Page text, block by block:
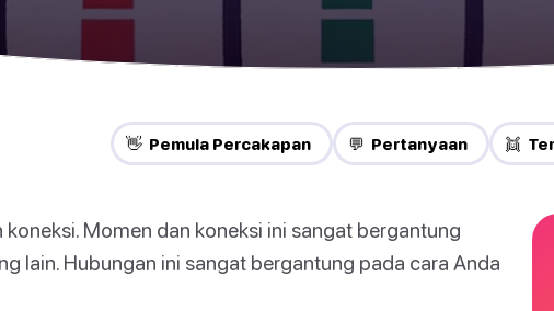
👋 Pemula Percakapan 💬 Pertanyaan 👯
Momen dan koneksi ini sangat bergantung
lain. Hubungan ini sangat bergantung pada cara Anda